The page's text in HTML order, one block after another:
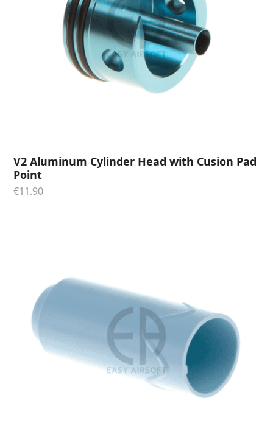
V2 Aluminum Cylinder Head with Cusion Pad
Point
€11.90